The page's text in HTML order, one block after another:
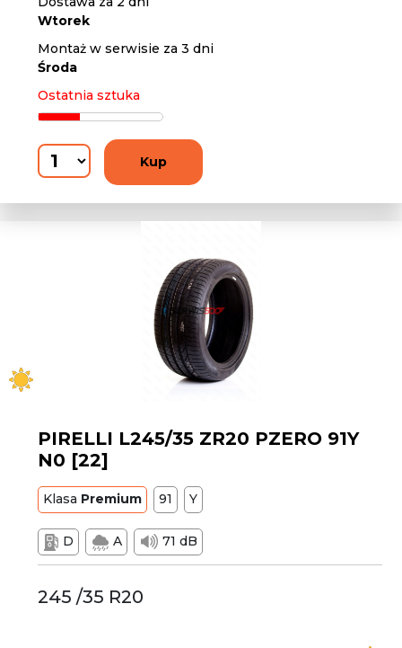
Wtorek
Montaż w serwisie za 3 dni
Środa
Ostatnia sztuka
Kup
PIRELLI L245/35 ZR20 PZERO 91Y
N0 [22]
Klasa Premium 91 Y
D A 71 dB
245 /35 R20